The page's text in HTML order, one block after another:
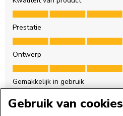
Gebruik van cookies